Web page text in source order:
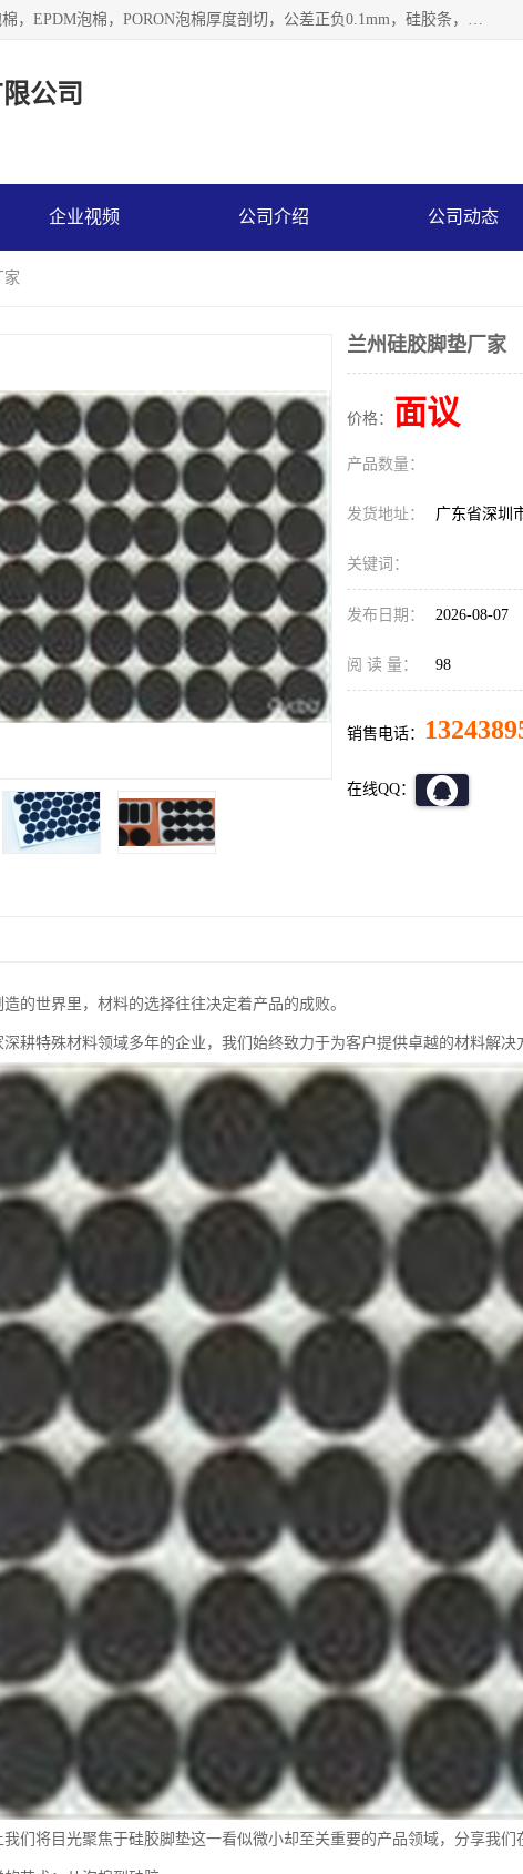
深圳市利源胶粘制品有限公司专业生产，井上泡棉，CR泡棉，EPDM泡棉，PORON泡棉厚度剖切，公差正负0.1mm，硅胶条，脚垫，异形一次成型，雕刻EVA海绵；包装材料:精密仪器、医疗器具、运输时缓冲、防震材料。建筑:住房装潢材料、房屋门窗密封；轻便、强韧性：轻便并且具有较强的韧性，良好的耐油性与耐溶剂性。隔热性：导热性低具有优越的保温性，具有的回弹性。
公司
企业视频 公司介绍 公司动态
家
兰州硅胶脚垫厂家
价格： 面议
产品数量：
发货地址： 广东省深
关键词：
发布日期： 2026-08-07
阅 读 量： 98
销售电话：
在线QQ：
的世界里，材料的选择往往决定着产品的成败。
深耕特殊材料领域多年的企业，我们始终致力于为客户提供卓越的材料解决
我们将目光聚焦于硅胶脚垫这一看似微小却至关重要的产品领域，分享我